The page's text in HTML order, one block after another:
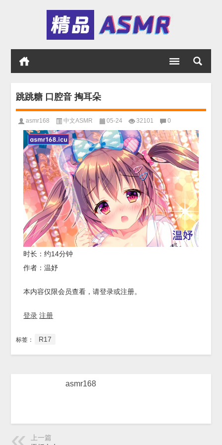
跳跳糖 口腔音 掏耳朵
asmr168 中文ASMR 05-24 32101 0
时长：约14分钟
作者：温妤
本内容仅限会员查看，请登录或注册。
登录 注册
标签： R17
asmr168
上一篇